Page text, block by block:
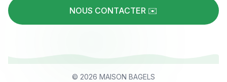
NOUS CONTACTER ✉️
© 2026 MAISON BAGELS